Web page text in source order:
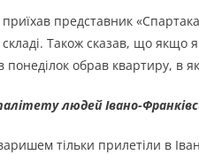
представник
Також сказав, що якщо я
обрав квартиру, в
людей Івано-
тільки прилетіли в